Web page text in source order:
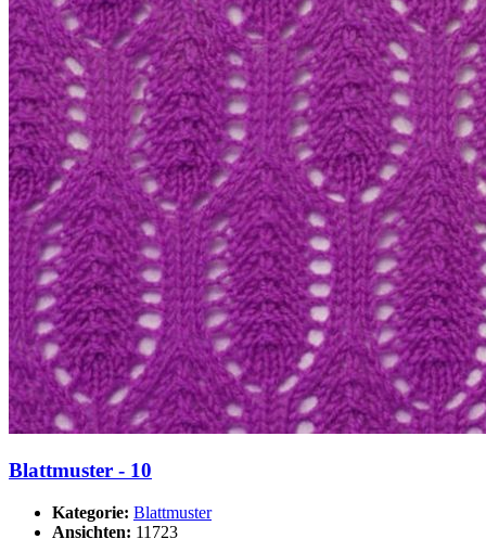
Blattmuster - 10
Kategorie: Blattmuster
Ansichten: 11723